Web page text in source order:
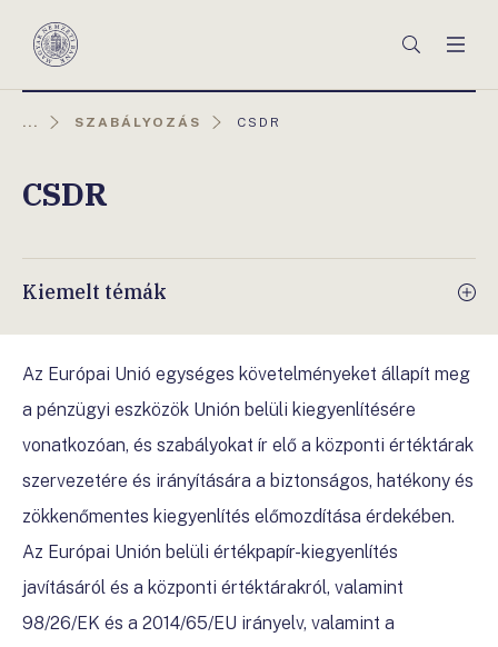
Magyar
Keresés
... SZABÁLYOZÁS
AKTUÁLIS
CSDR
CSDR
Kiemelt témák
Az Európai Unió egységes követelményeket állapít meg
a pénzügyi eszközök Unión belüli kiegyenlítésére
vonatkozóan, és szabályokat ír elő a központi értéktárak
szervezetére és irányítására a biztonságos, hatékony és
zökkenőmentes kiegyenlítés előmozdítása érdekében.
Az Európai Unión belüli értékpapír-kiegyenlítés
javításáról és a központi értéktárakról, valamint
98/26/EK és a 2014/65/EU irányelv, valamint a